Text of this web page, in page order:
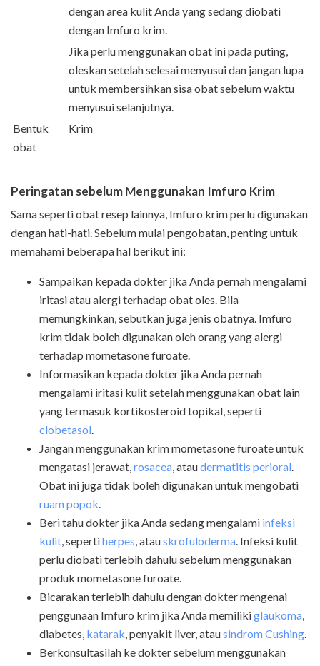
dengan area kulit Anda yang sedang diobati
dengan Imfuro krim.
Jika perlu menggunakan obat ini pada puting,
oleskan setelah selesai menyusui dan jangan lupa
untuk membersihkan sisa obat sebelum waktu
menyusui selanjutnya.
Bentuk
obat
Krim
Peringatan sebelum Menggunakan Imfuro Krim
Sama seperti obat resep lainnya, Imfuro krim perlu digunakan
dengan hati-hati. Sebelum mulai pengobatan, penting untuk
memahami beberapa hal berikut ini:
Sampaikan kepada dokter jika Anda pernah mengalami
iritasi atau alergi terhadap obat oles. Bila
memungkinkan, sebutkan juga jenis obatnya. Imfuro
krim tidak boleh digunakan oleh orang yang alergi
terhadap mometasone furoate.
Informasikan kepada dokter jika Anda pernah
mengalami iritasi kulit setelah menggunakan obat lain
yang termasuk kortikosteroid topikal, seperti
clobetasol
Jangan menggunakan krim mometasone furoate untuk
mengatasi jerawat, rosacea , ataudermatitis perioral
Obat ini juga tidak boleh digunakan untuk mengobati
ruam popok
Beri tahu dokter jika Anda sedang mengalami infeksi
kulit , sepertiherpes , atauskrofuloderma . Infeksi kulit
perlu diobati terlebih dahulu sebelum menggunakan
produk mometasone furoate.
Bicarakan terlebih dahulu dengan dokter mengenai
penggunaan Imfuro krim jika Anda memilikiglaukoma
diabetes, katarak , penyakit liver, atausindrom Cushing
Berkonsultasilah ke dokter sebelum menggunakan